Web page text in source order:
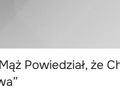
Powiedział, że